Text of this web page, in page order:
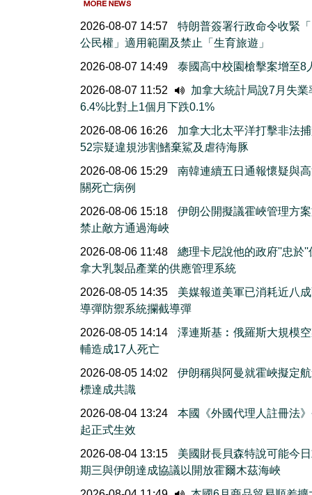
2026-08-07 14:57
特朗普簽署行政命令收緊
公民權」適用範圍及禁止「生育旅遊」
2026-08-07 14:49
泰國高中校園槍擊案增至8
2026-08-07 11:52
加拿大統計局說7月失業
6.4%比對上1個月下跌0.1%
2026-08-06 16:26
加拿大北太平洋打擊非法
52宗疑違規涉割鰭棄鯊及虐待海豚
2026-08-06 15:29
南韓連續五日通報懷疑與
關死亡病例
2026-08-06 15:18
伊朗公開擬議霍峽管理方
禁止敵方通過海峽
2026-08-06 11:48
總理卡尼說他的政府''忠於''
拿大乳製品產業的供應管理系統
2026-08-05 14:35
美媒報道美軍已消耗近八
導彈防禦系統攔截導彈
2026-08-05 14:14
澤連斯基︰俄羅斯大規模
輔造成17人死亡
2026-08-05 14:02
伊朗稱與阿曼就霍峽擬定
標達成共識
2026-08-04 13:24
本國《外國代理人註冊法
起正式生效
2026-08-04 13:15
美國財長貝森特說可能今
期三與伊朗達成協議以開放霍爾木茲海峽